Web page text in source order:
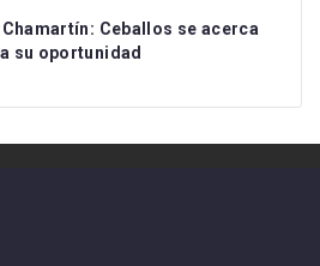
Chamartín: Ceballos se acerca
su oportunidad